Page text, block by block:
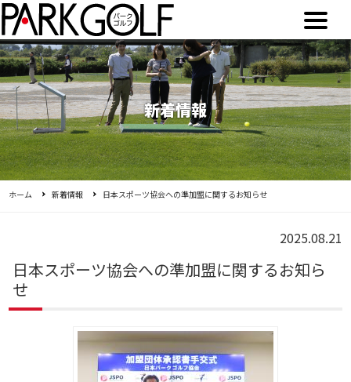
新着情報
ホーム 新着情報 日本スポーツ協会への準加盟に関するお知らせ
2025.08.21
日本スポーツ協会への準加盟に関するお知ら
せ